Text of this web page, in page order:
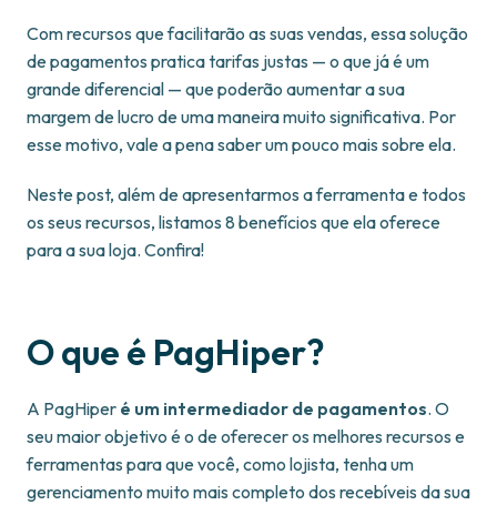
Com recursos que facilitarão as suas vendas, essa solução
de pagamentos pratica tarifas justas — o que já é um
grande diferencial — que poderão aumentar a sua
margem de lucro de uma maneira muito significativa. Por
esse motivo, vale a pena saber um pouco mais sobre ela.
Neste post, além de apresentarmos a ferramenta e todos
os seus recursos, listamos 8 benefícios que ela oferece
para a sua loja. Confira!
O que é PagHiper?
A PagHiper é um intermediador de pagamentos. O
seu maior objetivo é o de oferecer os melhores recursos e
ferramentas para que você, como lojista, tenha um
gerenciamento muito mais completo dos recebíveis da sua